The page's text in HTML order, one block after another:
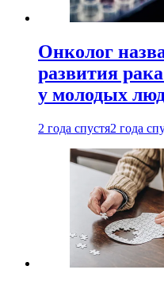
Онколог
развития
у молодых
2 года спустя2 года